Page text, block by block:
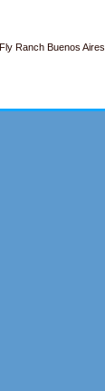
Ranch Buenos Aires